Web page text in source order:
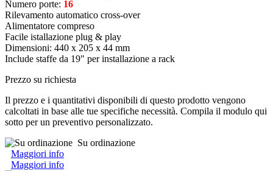
Numero porte: 16
Rilevamento automatico cross-over
Alimentatore compreso
Facile istallazione plug & play
Dimensioni: 440 x 205 x 44 mm
Include staffe da 19" per installazione a rack
Prezzo su richiesta
Il prezzo e i quantitativi disponibili di questo prodotto vengono
calcoltati in base alle tue specifiche necessità. Compila il modulo qui
sotto per un preventivo personalizzato.
Su ordinazione
Maggiori info
Maggiori info